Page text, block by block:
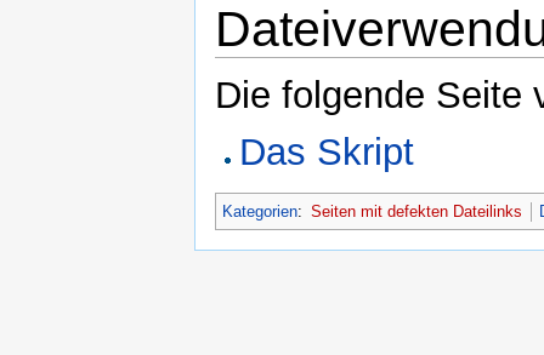
Die folgende Seite
Das Skript
Kategorien: Seiten mit defekten Dateilinks